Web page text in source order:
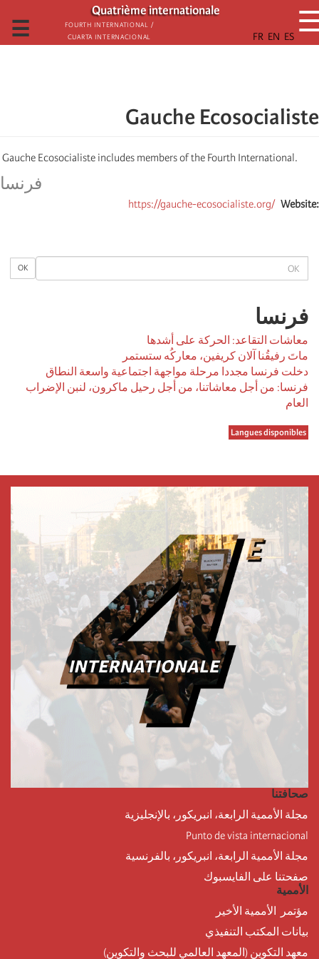
تجاوز
إلى
المحتوى
Quatrième internationale
Fourth International /
Cuarta Internacional
☰
OK
OK
فرنسا
معاشات التقاعد: الحركة على أشدها
ماتَ رفيقُنا آلان كريفين، معاركُه ستستمر
دخلت فرنسا مجددا مرحلة مواجهة اجتماعية واسعة النطاق
فرنسا: من أجل معاشاتنا، من أجل رحيل ماكرون، لنبن الإضراب
العام
Langues disponibles
Gauche Ecosocialiste
Gauche Ecosocialiste includes members of the Fourth International.
فرنسا
Website
https://gauche-ecosocialiste.org/
صحافتنا
مجلة الأممية الرابعة، انبريكور، بالإنجليزية
Punto de vista internacional
مجلة الأممية الرابعة، انبريكور، بالفرنسية
صفحتنا على الفايسبوك
الأممية
مؤتمر الأممية الأخير
بيانات المكتب التنفيذي
معهد التكوين (المعهد العالمي للبحث والتكوين)